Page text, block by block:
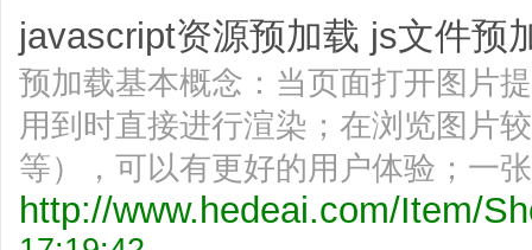
javascript资源预加载 js文件预
预加载基本概念：当页面打开图片
用到时直接进行渲染；在浏览图片
等），可以有更好的用户体验；一
http://www.hedeai.com/Item/